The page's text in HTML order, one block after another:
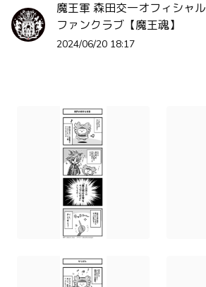
魔王軍 森田交一オフィシャル
ファンクラブ【魔王魂】
2024/06/20 18:17